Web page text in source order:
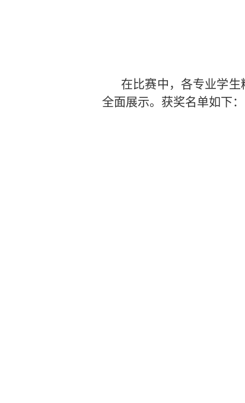
在比赛中，各专业学
全面展示。获奖名单如下：